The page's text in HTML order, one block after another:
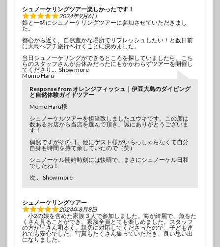
シュノーケリングツアー楽しかったです！
2024年9月6日
娘と一緒にシュノーケリングツアーに参加させていただきまし
た。
都心から近く、自然豊かな場所でリフレッシュしたい！と数日前
に大島へプチ旅行へ行くことに決めました。
当日シュノーケリングができるところを探していましたら、こち
らのスタッフさんがお休みだったにもかかわらずツアーを開催し
てくださり
Show more
Momo Haru
Response from オレンジフィッシュ｜伊豆大島のダイビング
と自然体験ガイドツアー
Momo Haru様
シュノーケルツアーを担当致しましたユウキです。この度は
数あるお店から当店を選んで頂き、誠にありがとうございま
す！
偶然ですがその日、他にゲスト様がいらっしゃらなくて自分
自身も時間を持て余していたので（笑）
シュノーケル開始時刻には快晴で、まさにシュノーケル日和
でしたね！
次
Show more
シュノーケリングツアー
2024年8月8日
小2の娘を含めた家族３人で参加しました。海が綺麗で、魚をた
くさん見ることができ、家族全員とても楽しめました。スタッフ
の方が皆さん明るく、親切に対応してくださったので、子ども連
れでも安心でした。写真もたくさん撮っていただき、良い思い出
になりました。